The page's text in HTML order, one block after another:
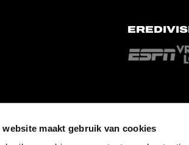
website maakt gebruik van cookies